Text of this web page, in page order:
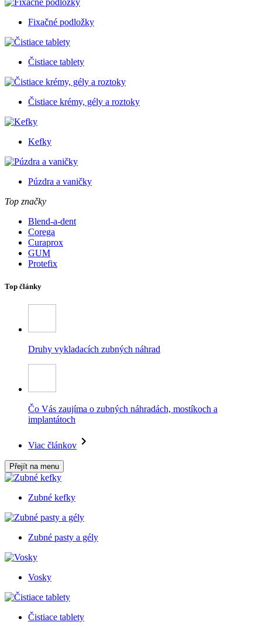
Fixačné podložky
Čistiace tablety
Čistiace krémy, gély a roztoky
Kefky
Púzdra a vaničky
Top značky
Blend-a-dent
Corega
Curaprox
GUM
Protefix
Top články
Druhy vykladacích zubných náhrad
Čo Vás zaujíma o zubných náhradách, mostíkoch a
implantátoch
Viac článkov
Přejít na menu
Zubné kefky
Zubné pasty a gély
Vosky
Čistiace tablety